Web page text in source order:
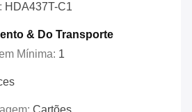
HDA437T-C1
& Do Transporte
Mínima: 1